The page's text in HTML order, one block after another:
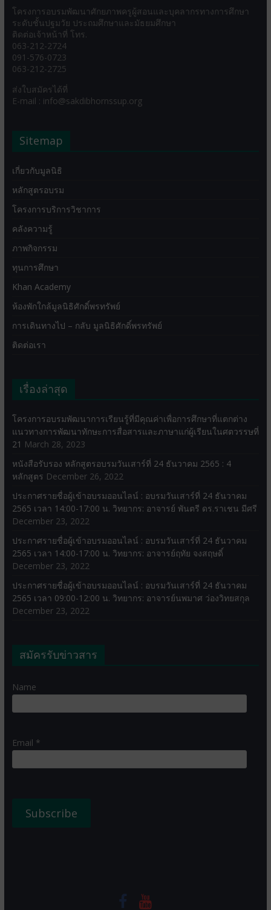
โครงการอบรมพัฒนาศักยภาพครูผู้สอนและบุคลากรทางการศึกษา
ระดับชั้นปฐมวัย ประถมศึกษาและมัธยมศึกษา
ติดต่อเจ้าหน้าที่ โทร.
063-212-2724
091-576-0723
063-212-2725
ส่งใบสมัครได้ที่
E-mail : info@sakdibhornssup.org
Sitemap
เกี่ยวกับมูลนิธิ
หลักสูตรอบรม
โครงการบริการวิชาการ
คลังความรู้
ภาพกิจกรรม
ทุนการศึกษา
Khan Academy
ห้องพักใกล้มูลนิธิศักดิ์พรทรัพย์
การเดินทางไป – กลับ มูลนิธิศักดิ์พรทรัพย์
ติดต่อเรา
เรื่องล่าสุด
โครงการอบรมพัฒนาการเรียนรู้ที่มีคุณค่าเพื่อการศึกษาที่แตกต่าง
แนวทางการพัฒนาทักษะการสื่อสารและภาษาแก่ผู้เรียนในศตวรรษที่
21 March 28, 2023
หนังสือรับรอง หลักสูตรอบรมวันเสาร์ที่ 24 ธันวาคม 2565 : 4
หลักสูตร December 26, 2022
ประกาศรายชื่อผู้เข้าอบรมออนไลน์ : อบรมวันเสาร์ที่ 24 ธันวาคม
2565 เวลา 14:00-17:00 น. วิทยากร: อาจารย์ พันตรี ดร.ราเชน มีศรี
December 23, 2022
ประกาศรายชื่อผู้เข้าอบรมออนไลน์ : อบรมวันเสาร์ที่ 24 ธันวาคม
2565 เวลา 14:00-17:00 น. วิทยากร: อาจารย์ฤทัย จงสฤษดิ์
December 23, 2022
ประกาศรายชื่อผู้เข้าอบรมออนไลน์ : อบรมวันเสาร์ที่ 24 ธันวาคม
2565 เวลา 09:00-12:00 น. วิทยากร: อาจารย์นพมาศ ว่องวิทยสกุล
December 23, 2022
สมัครรับข่าวสาร
Name
Email *